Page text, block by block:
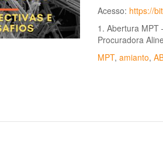
Acesso: https://
1. Abertura MPT
Procuradora
MPT, amianto,